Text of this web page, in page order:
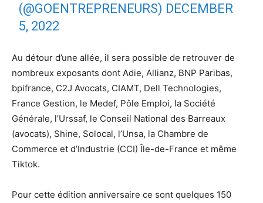
(@GOENTREPRENEURS) DECEMBER
5, 2022
Au détour d’une allée, il sera possible de retrouver de
nombreux exposants dont Adie, Allianz, BNP Paribas,
bpifrance, C2J Avocats, CIAMT, Dell Technologies,
France Gestion, le Medef, Pôle Emploi, la Société
Générale, l’Urssaf, le Conseil National des Barreaux
(avocats), Shine, Solocal, l’Unsa, la Chambre de
Commerce et d’Industrie (CCI) Île-de-France et même
Tiktok.
Pour cette édition anniversaire ce sont quelques 150